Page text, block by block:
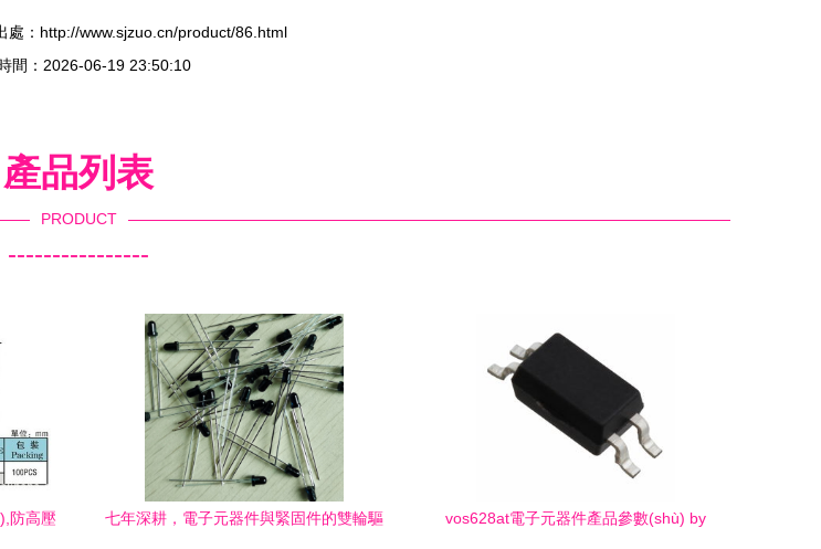
處：http://www.sjzuo.cn/product/86.html
間：2026-06-19 23:50:10
產品列表
PRODUCT
----------------
防高壓
七年深耕，電子元器件與緊固件的雙輪驅
vos628at電子元器件產品參數(shù) by